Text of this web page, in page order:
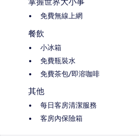
免費無線上網
餐飲
小冰箱
免費瓶裝水
免費茶包/即溶咖啡
其他
每日客房清潔服務
客房內保險箱